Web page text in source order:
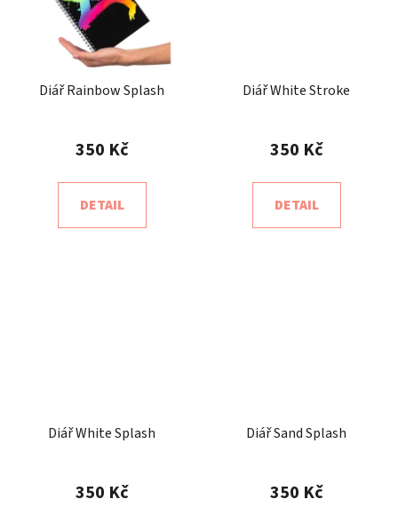
Diář Rainbow Splash
350 Kč
DETAIL
Diář White Stroke
350 Kč
DETAIL
Diář White Splash
350 Kč
Diář Sand Splash
350 Kč